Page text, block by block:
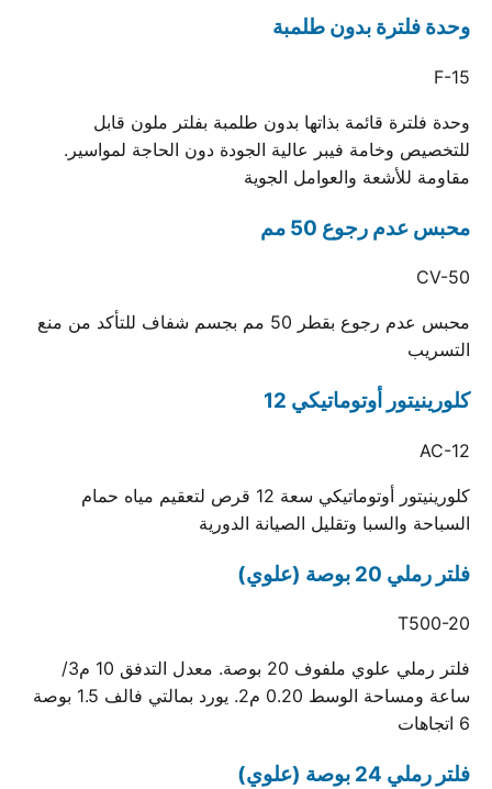
وحدة فلترة بدون طلمبة
F-15
وحدة فلترة قائمة بذاتها بدون طلمبة بفلتر ملون قابل
للتخصيص وخامة فيبر عالية الجودة دون الحاجة لمواسير.
مقاومة للأشعة والعوامل الجوية
محبس عدم رجوع 50 مم
CV-50
محبس عدم رجوع بقطر 50 مم بجسم شفاف للتأكد من منع
التسريب
كلورينيتور أوتوماتيكي 12
AC-12
كلورينيتور أوتوماتيكي سعة 12 قرص لتعقيم مياه حمام
السباحة والسبا وتقليل الصيانة الدورية
فلتر رملي 20 بوصة (علوي)
T500-20
فلتر رملي علوي ملفوف 20 بوصة. معدل التدفق 10 م3/
ساعة ومساحة الوسط 0.20 م2. يورد بمالتي فالف 1.5 بوصة
6 اتجاهات
فلتر رملي 24 بوصة (علوي)